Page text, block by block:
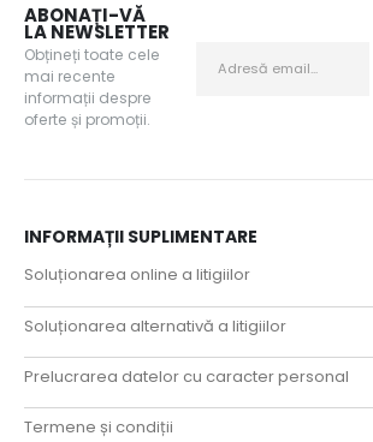
ABONAȚI-VĂ
LA NEWSLETTER
Obțineți toate cele
mai recente
informații despre
oferte și promoții.
INFORMAȚII SUPLIMENTARE
Soluționarea online a litigiilor
Soluționarea alternativă a litigiilor
Prelucrarea datelor cu caracter personal
Termene și condiții